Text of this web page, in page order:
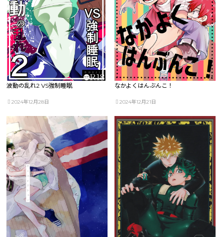
波動の乱れ2 VS強制睡眠
2024年12月28日
なかよくはんぶんこ！
2024年12月21日